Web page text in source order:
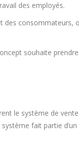
des employés.
consommateurs,
souhaite
le système de
fait partie